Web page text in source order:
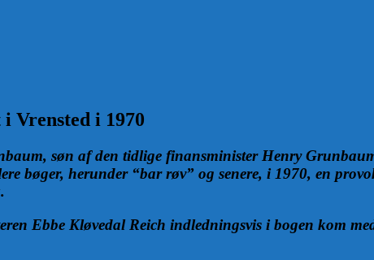
Vrensted i 1970
søn af den tidlige finansminister Henry
bøger, herunder “bar røv” og senere, i 1970, en
Ebbe Kløvedal Reich indledningsvis i bogen kom